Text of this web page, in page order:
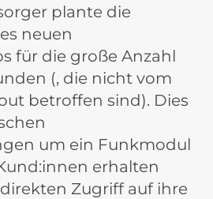
plante die
neuen
für die große Anzahl
(, die nicht vom
betroffen sind). Dies
um ein Funkmodul
erhalten
Zugriff auf ihre